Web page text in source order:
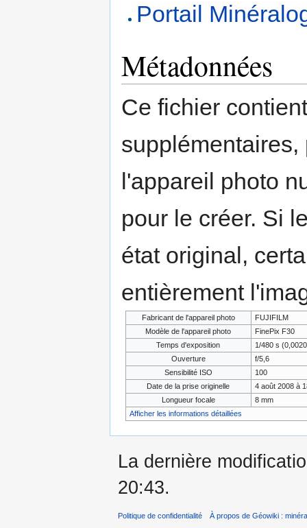
Portail
Métadonnées
Ce fichier
l'appareil photo
pour le créer. Si
état original,
entièrement
Fabricant de l'appareil photo
FUJIFILM
Modèle de l'appareil photo
FinePix F30
Temps d'exposition
1/480 s
Ouverture
f/5,6
Sensibilité ISO
100
Date de la prise originelle
4 août 2008 à
Longueur focale
8 mm
Afficher les informations détaillées
La dernière
20:43.
Politique de confidentialité À propos de Géowiki :